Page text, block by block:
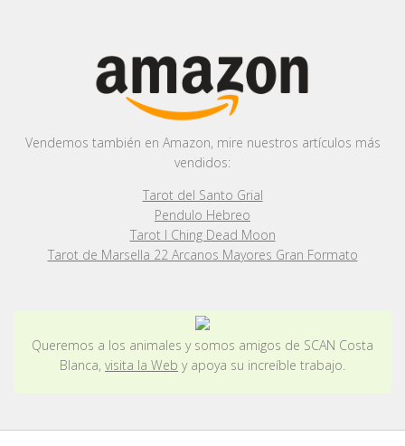
Vendemos también en Amazon, mire nuestros artículos más
vendidos:
Tarot del Santo Grial
Pendulo Hebreo
Tarot I Ching Dead Moon
Tarot de Marsella 22 Arcanos Mayores Gran Formato
Queremos a los animales y somos amigos de SCAN Costa
Blanca, visita la Web y apoya su increíble trabajo.